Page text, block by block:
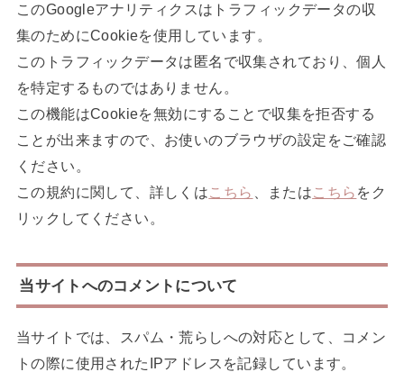
このGoogleアナリティクスはトラフィックデータの収
集のためにCookieを使用しています。
このトラフィックデータは匿名で収集されており、個人
を特定するものではありません。
この機能はCookieを無効にすることで収集を拒否する
ことが出来ますので、お使いのブラウザの設定をご確認
ください。
この規約に関して、詳しくはこちら 、またはこちら をク
リックしてください。
当サイトへのコメントについて
当サイトでは、スパム・荒らしへの対応として、コメン
トの際に使用されたIPアドレスを記録しています。